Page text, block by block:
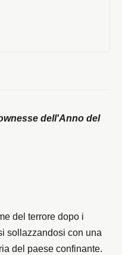
dell'Anno del
del terrore dopo i
sollazzandosi con una
del paese confinante.